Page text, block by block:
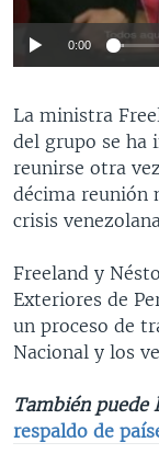
0:00
​La ministra
del grupo se ha
reunirse otra
décima reunión
crisis
Freeland y
Exteriores de
un proceso de
Nacional y los
También puede
respaldo de